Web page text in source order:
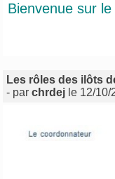
Bienvenue sur
Les rôles des ilôts
- parchrdej le 12/